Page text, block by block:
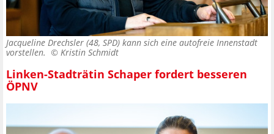
Jacqueline Drechsler (48, SPD) kann sich eine autofreie Innenstadt
vorstellen. © Kristin Schmidt
Linken-Stadträtin Schaper fordert besseren
ÖPNV